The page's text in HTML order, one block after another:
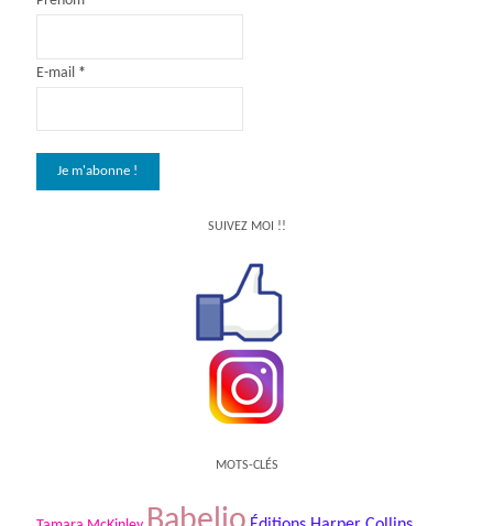
E-mail *
SUIVEZ MOI !!
MOTS-CLÉS